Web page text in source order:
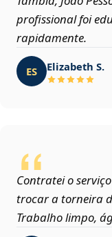
profissional foi
rapidamente.
ES Elizabeth S.
Contratei o
trocar a torneira
Trabalho limpo,